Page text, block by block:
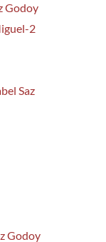
Godoy
2
Saz
Godoy